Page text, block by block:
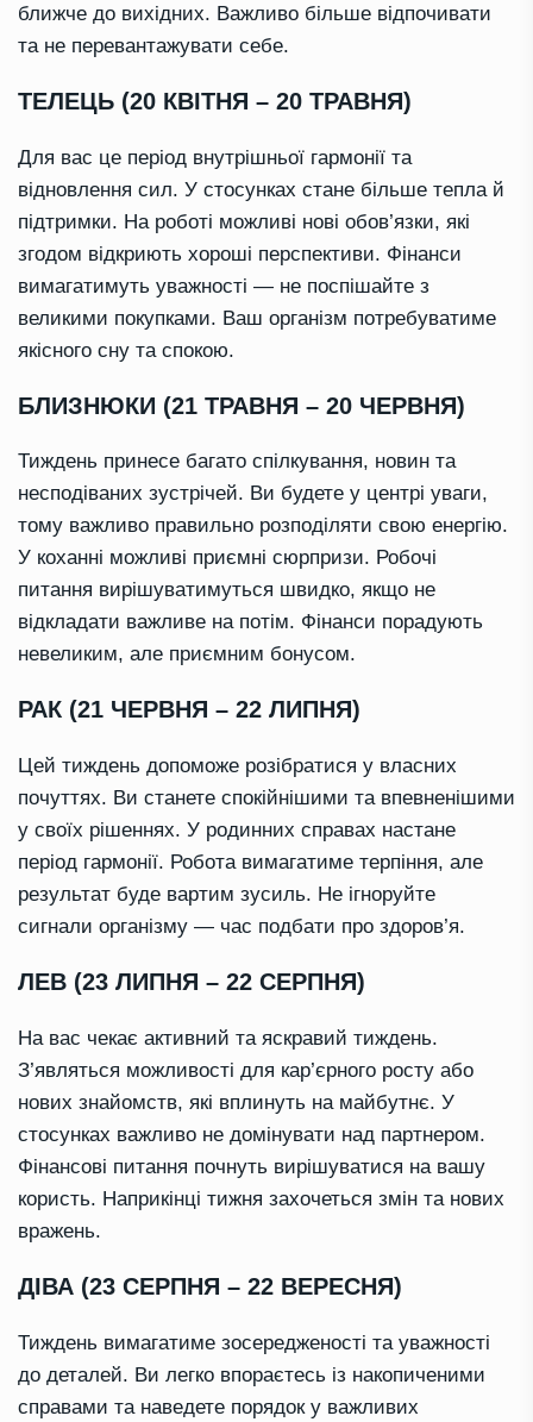
ближче до вихідних. Важливо більше відпочивати
та не перевантажувати себе.
ТЕЛЕЦЬ (20 КВІТНЯ – 20 ТРАВНЯ)
Для вас це період внутрішньої гармонії та
відновлення сил. У стосунках стане більше тепла й
підтримки. На роботі можливі нові обов’язки, які
згодом відкриють хороші перспективи. Фінанси
вимагатимуть уважності — не поспішайте з
великими покупками. Ваш організм потребуватиме
якісного сну та спокою.
БЛИЗНЮКИ (21 ТРАВНЯ – 20 ЧЕРВНЯ)
Тиждень принесе багато спілкування, новин та
несподіваних зустрічей. Ви будете у центрі уваги,
тому важливо правильно розподіляти свою енергію.
У коханні можливі приємні сюрпризи. Робочі
питання вирішуватимуться швидко, якщо не
відкладати важливе на потім. Фінанси порадують
невеликим, але приємним бонусом.
РАК (21 ЧЕРВНЯ – 22 ЛИПНЯ)
Цей тиждень допоможе розібратися у власних
почуттях. Ви станете спокійнішими та впевненішими
у своїх рішеннях. У родинних справах настане
період гармонії. Робота вимагатиме терпіння, але
результат буде вартим зусиль. Не ігноруйте
сигнали організму — час подбати про здоров’я.
ЛЕВ (23 ЛИПНЯ – 22 СЕРПНЯ)
На вас чекає активний та яскравий тиждень.
З’являться можливості для кар’єрного росту або
нових знайомств, які вплинуть на майбутнє. У
стосунках важливо не домінувати над партнером.
Фінансові питання почнуть вирішуватися на вашу
користь. Наприкінці тижня захочеться змін та нових
вражень.
ДІВА (23 СЕРПНЯ – 22 ВЕРЕСНЯ)
Тиждень вимагатиме зосередженості та уважності
до деталей. Ви легко впораєтесь із накопиченими
справами та наведете порядок у важливих